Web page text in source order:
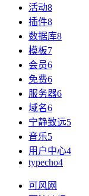
活动8
插件8
数据库8
模板7
会员6
免费6
服务器6
域名6
宁静致远5
音乐5
用户中心4
typecho4
可风网